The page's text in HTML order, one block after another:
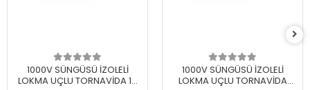
1000V SÜNGÜSÜ İZOLELİ
LOKMA UÇLU TORNAVİDA 14
1000V SÜNGÜSÜ İZOLELİ
LOKMA UÇLU TORNAVİDA